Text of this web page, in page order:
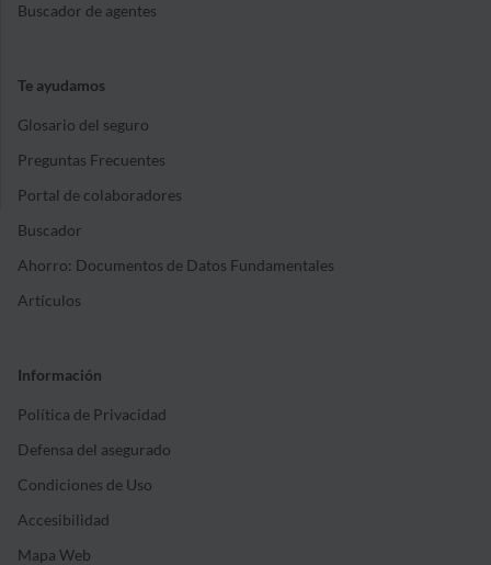
Buscador de agentes
Te ayudamos
Glosario del seguro
Preguntas Frecuentes
Portal de colaboradores
Buscador
Ahorro: Documentos de Datos Fundamentales
Artículos
Información
Política de Privacidad
Defensa del asegurado
Condiciones de Uso
Accesibilidad
Mapa Web